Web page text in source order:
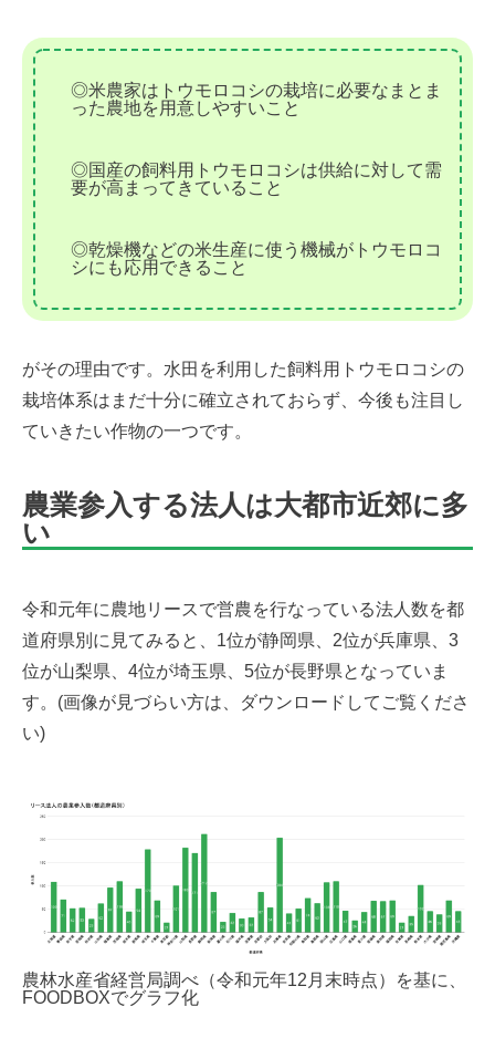
◎米農家はトウモロコシの栽培に必要なまとま
った農地を用意しやすいこと
◎国産の飼料用トウモロコシは供給に対して需
要が高まってきていること
◎乾燥機などの米生産に使う機械がトウモロコ
シにも応用できること
がその理由です。水田を利用した飼料用トウモロコシの
栽培体系はまだ十分に確立されておらず、今後も注目し
ていきたい作物の一つです。
農業参入する法人は大都市近郊に多
い
令和元年に農地リースで営農を行なっている法人数を都
道府県別に見てみると、1位が静岡県、2位が兵庫県、3
位が山梨県、4位が埼玉県、5位が長野県となっていま
す。(画像が見づらい方は、ダウンロードしてご覧くださ
い)
農林水産省経営局調べ（令和元年12月末時点）
を基に、
FOODBOXでグラフ化